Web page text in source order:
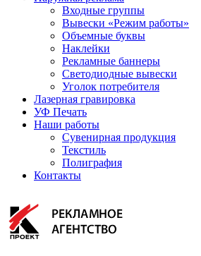
Входные группы
Вывески «Режим работы»
Объемные буквы
Наклейки
Рекламные баннеры
Светодиодные вывески
Уголок потребителя
Лазерная гравировка
УФ Печать
Наши работы
Сувенирная продукция
Текстиль
Полиграфия
Контакты